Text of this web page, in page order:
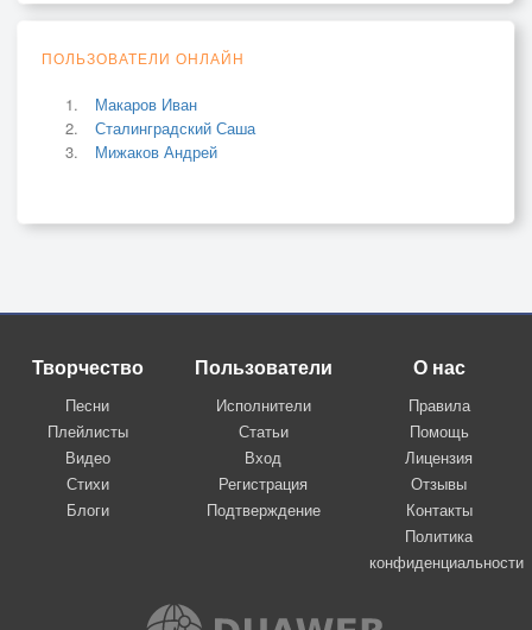
ПОЛЬЗОВАТЕЛИ ОНЛАЙН
Макаров Иван
Сталинградский Саша
Мижаков Андрей
Творчество
Песни
Плейлисты
Видео
Стихи
Блоги
Пользователи
Исполнители
Статьи
Вход
Регистрация
Подтверждение
О нас
Правила
Помощь
Лицензия
Отзывы
Контакты
Политика
конфиденциальности